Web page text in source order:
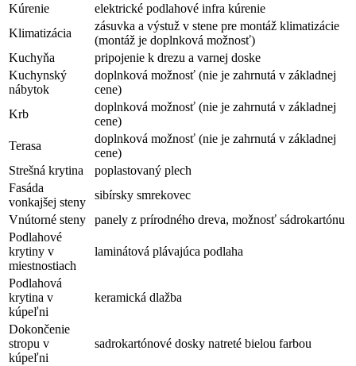
Kúrenie
elektrické podlahové infra kúrenie
Klimatizácia
zásuvka a výstuž v stene pre montáž klimatizácie
(montáž je doplnková možnosť)
Kuchyňa
pripojenie k drezu a varnej doske
Kuchynský
nábytok
doplnková možnosť (nie je zahrnutá v základnej
cene)
Krb
doplnková možnosť (nie je zahrnutá v základnej
cene)
Terasa
doplnková možnosť (nie je zahrnutá v základnej
cene)
Strešná krytina
poplastovaný plech
Fasáda
vonkajšej steny
sibírsky smrekovec
Vnútorné steny
panely z prírodného dreva, možnosť sádrokartónu
Podlahové
krytiny v
miestnostiach
laminátová plávajúca podlaha
Podlahová
krytina v
kúpeľni
keramická dlažba
Dokončenie
stropu v
kúpeľni
sadrokartónové dosky natreté bielou farbou